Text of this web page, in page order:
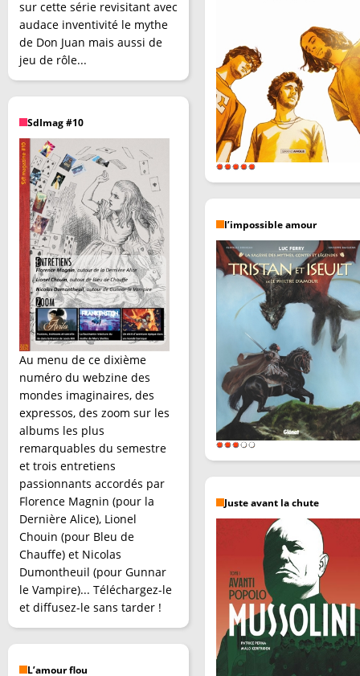
sur cette série revisitant avec
audace inventivité le mythe
de Don Juan mais aussi de
jeu de rôle...
SdImag #10
Au menu de ce dixième
numéro du webzine des
mondes imaginaires, des
expressos, des zoom sur les
albums les plus
remarquables du semestre
et trois entretiens
passionnants accordés par
Florence Magnin (pour la
Dernière Alice), Lionel
Chouin (pour Bleu de
Chauffe) et Nicolas
Dumontheuil (pour Gunnar
le Vampire)... Téléchargez-le
et diffusez-le sans tarder !
L’amour flou
l’impossible amour
Juste avant la chute